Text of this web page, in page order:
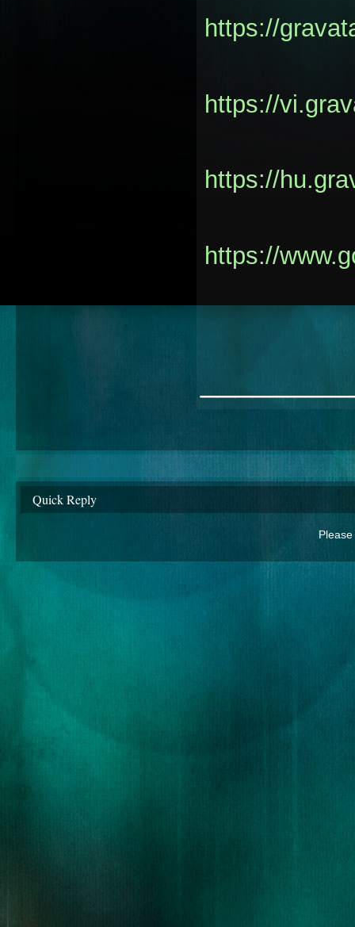
https://
https://
https://
https://
Quick Reply